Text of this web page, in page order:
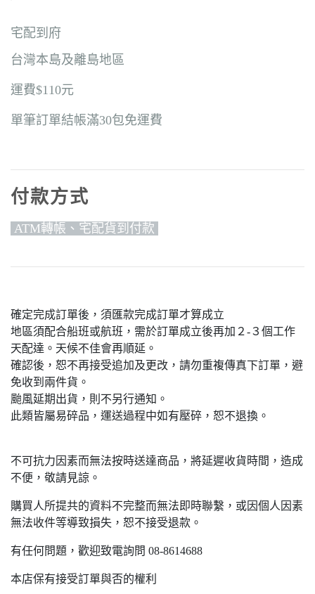
宅配到府
台灣本島及離島地區
運費$110元
單筆訂單結帳滿30包免運費
付款方式
ATM轉帳、宅配貨到付款
確定完成訂單後，須匯款完成訂單才算成立
地區須配合船班或航班，需於訂單成立後再加２-３個工作
天配達。天候不佳會再順延。
確認後，恕不再接受追加及更改，請勿重複傳真下訂單，避
免收到兩件貨。
颱風延期出貨，則不另行通知。
此類皆屬易碎品，運送過程中如有壓碎，恕不退換。
不可抗力因素而無法按時送達商品，將延遲收貨時間，造成
不便，敬請見諒。
購買人所提共的資料不完整而無法即時聯繫，或因個人因素
無法收件等導致損失，恕不接受退款。
有任何問題，歡迎致電詢問 08-8614688
本店保有接受訂單與否的權利